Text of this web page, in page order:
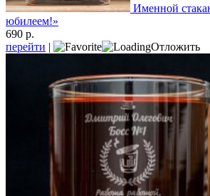
Именной
юбилеем!»
690 р.
перейти | Отложить